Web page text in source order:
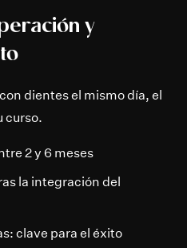
y
dientes el mismo día, el
curso.
2 y 6 meses
la integración del
clave para el éxito